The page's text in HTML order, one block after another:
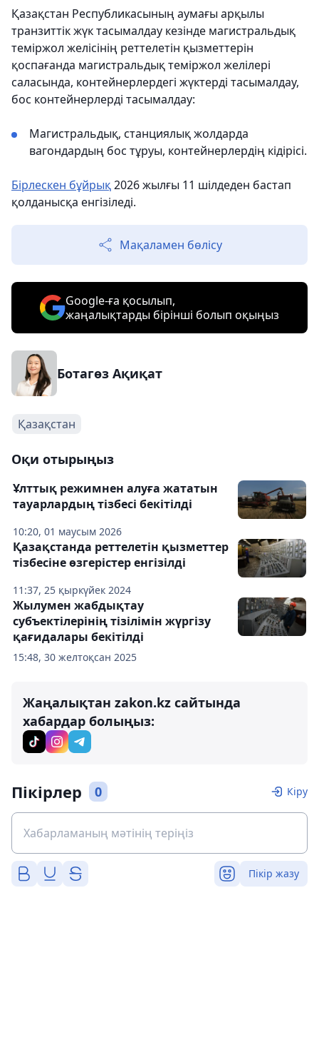
Қазақстан Республикасының аумағы арқылы
транзиттік жүк тасымалдау кезінде магистральдық
теміржол желісінің реттелетін қызметтерін
қоспағанда магистральдық теміржол желілері
саласында, контейнерлердегі жүктерді тасымалдау,
бос контейнерлерді тасымалдау:
Магистральдық, станциялық жолдарда
вагондардың бос тұруы, контейнерлердің кідірісі.
Бірлескен бұйрық2026 жылғы 11 шілдеден бастап
қолданысқа енгізіледі.
Мақаламен бөлісу
Google-ға қосылып,
жаңалықтарды бірінші болып оқыңыз
Ботагөз Ақиқат
Қазақстан
Оқи отырыңыз
10:20, 01 маусым 2026
Ұлттық режимнен алуға жататын
тауарлардың тізбесі бекітілді
11:37, 25 қыркүйек 2024
Қазақстанда реттелетін қызметтер
тізбесіне өзгерістер енгізілді
15:48, 30 желтоқсан 2025
Жылумен жабдықтау
субъектілерінің тізілімін жүргізу
қағидалары бекітілді
Жаңалықтан zakon.kz сайтында
хабардар болыңыз:
Пікірлер 0 Кіру
Пікір жазу